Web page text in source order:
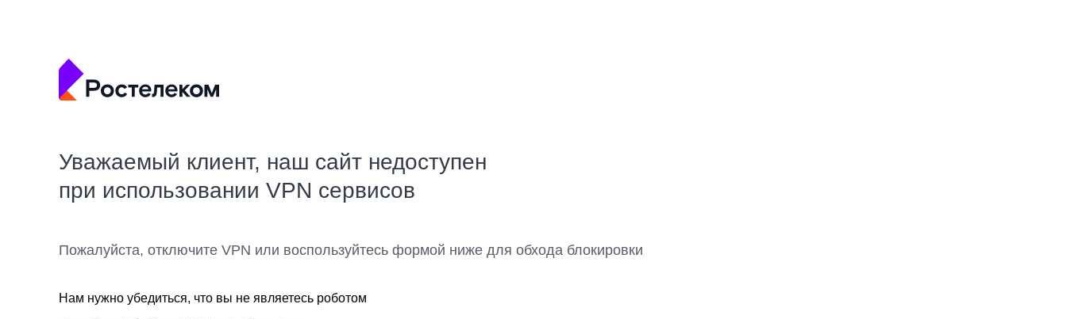
Уважаемый клиент, наш сайт недоступен
при использовании VPN сервисов
Пожалуйста, отключите VPN или воспользуйтесь формой ниже для обхода блокировки
Нам нужно убедиться, что вы не являетесь роботом